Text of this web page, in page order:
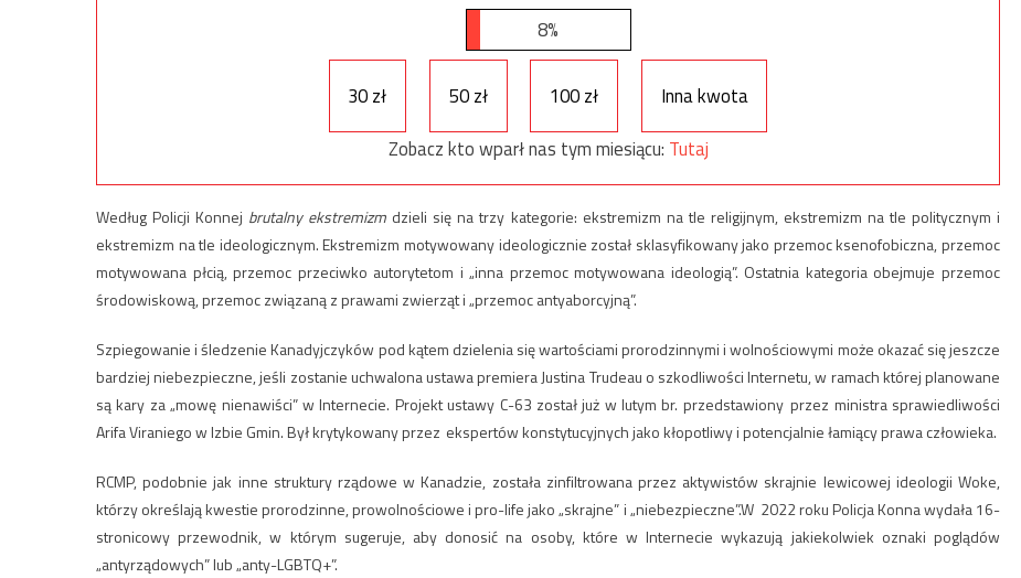
8%
30 zł 50 zł 100 zł
Inna kwota
Zobacz kto wparł nas tym miesiącu: Tutaj
Według Policji Konnej brutalny ekstremizm dzieli się na trzy kategorie: ekstremizm na tle religijnym, ekstremizm na tle politycznym i
ekstremizm na tle ideologicznym. Ekstremizm motywowany ideologicznie został sklasyfikowany jako przemoc ksenofobiczna, przemoc
motywowana płcią, przemoc przeciwko autorytetom i „inna przemoc motywowana ideologią”. Ostatnia kategoria obejmuje przemoc
środowiskową, przemoc związaną z prawami zwierząt i „przemoc antyaborcyjną”.
Szpiegowanie i śledzenie Kanadyjczyków pod kątem dzielenia się wartościami prorodzinnymi i wolnościowymi może okazać się jeszcze
bardziej niebezpieczne, jeśli zostanie uchwalona ustawa premiera Justina Trudeau o szkodliwości Internetu, w ramach której planowane
są kary za „mowę nienawiści” w Internecie. Projekt ustawy C-63 został już w lutym br. przedstawiony przez ministra sprawiedliwości
Arifa Viraniego w Izbie Gmin. Był krytykowany przez ekspertów konstytucyjnych jako kłopotliwy i potencjalnie łamiący prawa człowieka.
RCMP, podobnie jak inne struktury rządowe w Kanadzie, została zinfiltrowana przez aktywistów skrajnie lewicowej ideologii Woke,
którzy określają kwestie prorodzinne, prowolnościowe i pro-life jako „skrajne” i „niebezpieczne”.W 2022 roku Policja Konna wydała 16-
stronicowy przewodnik, w którym sugeruje, aby donosić na osoby, które w Internecie wykazują jakiekolwiek oznaki poglądów
„antyrządowych” lub „anty-LGBTQ+”.